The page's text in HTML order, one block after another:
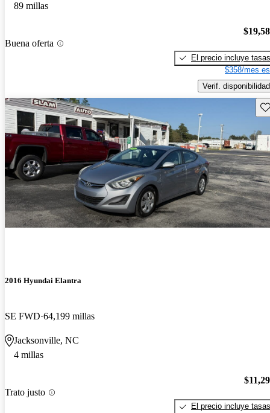
89 millas
Buena oferta
El precio incluye tasas
$358/mes
Verif. disponibilidad
2016 Hyundai Elantra
SE FWD 64,199 millas
Jacksonville, NC
4 millas
Trato justo
El precio incluye tasas